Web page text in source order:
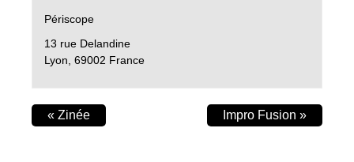
Périscope
13 rue Delandine
Lyon 69002 France
« Zinée Impro Fusion »